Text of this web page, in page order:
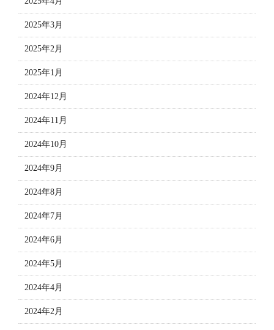
2025年3月
2025年2月
2025年1月
2024年12月
2024年11月
2024年10月
2024年9月
2024年8月
2024年7月
2024年6月
2024年5月
2024年4月
2024年2月